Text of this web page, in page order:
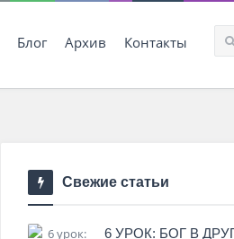
Блог Архив Контакты
Свежие статьи
6 УРОК: БОГ В